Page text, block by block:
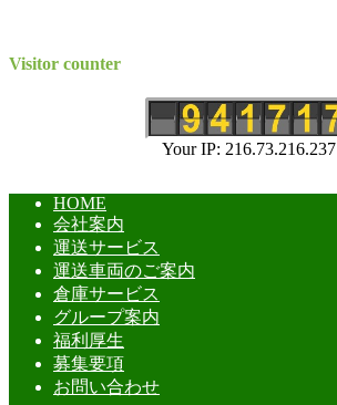
Visitor counter
Your IP: 216.73.216.237
HOME
会社案内
運送サービス
運送車両のご案内
倉庫サービス
グループ案内
福利厚生
募集要項
お問い合わせ